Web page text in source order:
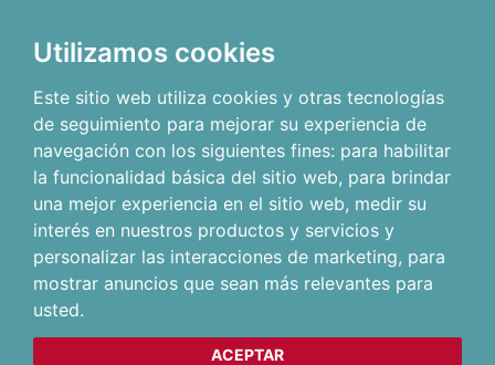
Utilizamos cookies
Este sitio web utiliza cookies y otras tecnologías
de seguimiento para mejorar su experiencia de
navegación con los siguientes fines: para habilitar
la funcionalidad básica del sitio web, para brindar
una mejor experiencia en el sitio web, medir su
interés en nuestros productos y servicios y
personalizar las interacciones de marketing, para
mostrar anuncios que sean más relevantes para
usted.
ACEPTAR